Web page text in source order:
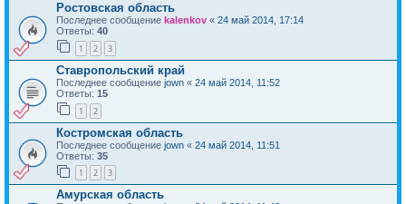
Ростовская область
Последнее сообщение kalenkov « 24 май 2014, 17:14
Ответы: 40
1 2 3
Ставропольский край
Последнее сообщение jown « 24 май 2014, 11:52
Ответы: 15
1 2
Костромская область
Последнее сообщение jown « 24 май 2014, 11:51
Ответы: 35
1 2 3
Амурская область